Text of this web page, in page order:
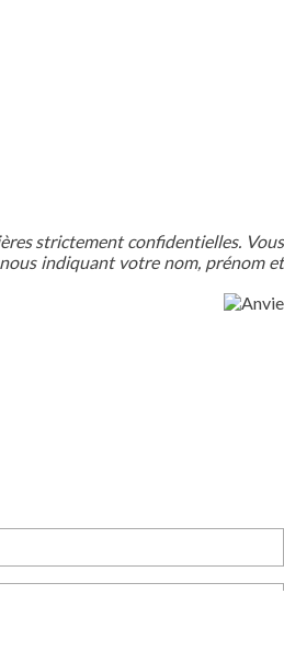
strictement confidentielles. Vous
indiquant votre nom, prénom et